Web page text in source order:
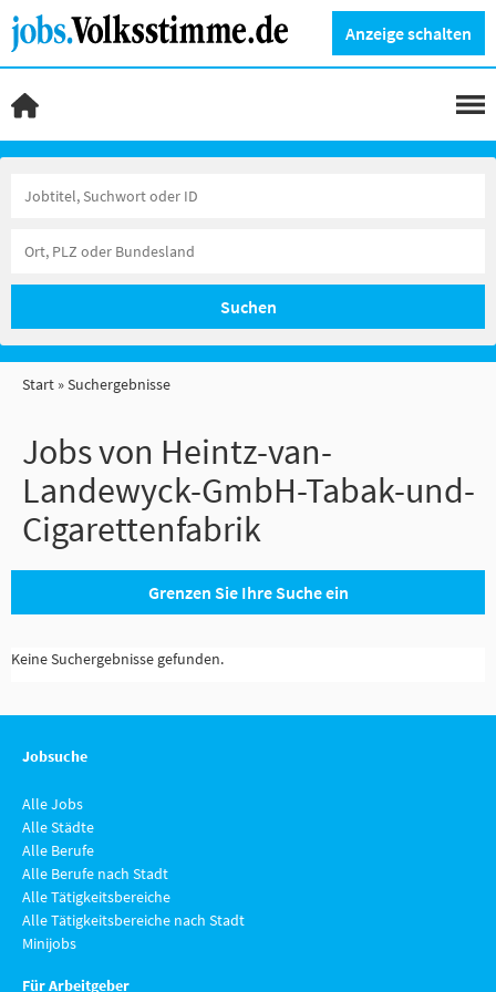
Anzeige schalten
Suchen
Start Suchergebnisse
Jobs von Heintz-van-
Landewyck-GmbH-Tabak-und-
Cigarettenfabrik
Grenzen Sie Ihre Suche ein
Keine Suchergebnisse gefunden.
Jobsuche
Alle Jobs
Alle Städte
Alle Berufe
Alle Berufe nach Stadt
Alle Tätigkeitsbereiche
Alle Tätigkeitsbereiche nach Stadt
Minijobs
Für Arbeitgeber